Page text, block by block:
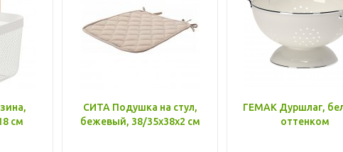
см
СИТА Подушка на стул,
бежевый, 38/35x38x2 см
ГЕМАК Дуршлаг,
оттенком